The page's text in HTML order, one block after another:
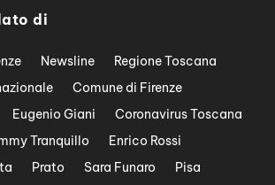
di
Newsline
Regione Toscana
Comune di Firenze
Eugenio Giani
Coronavirus Toscana
Tranquillo
Enrico Rossi
Prato Sara Funaro
Pisa